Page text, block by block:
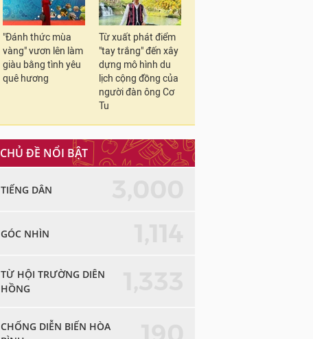
"Đánh thức mùa
vàng" vươn lên làm
giàu bằng tình yêu
quê hương
Từ xuất phát điểm
"tay trắng" đến xây
dựng mô hình du
lịch cộng đồng của
người đàn ông Cơ
Tu
CHỦ ĐỀ NỔI BẬT
TIẾNG DÂN
GÓC NHÌN
TỪ HỘI TRƯỜNG DIÊN
HỒNG
CHỐNG DIỄN BIẾN HÒA